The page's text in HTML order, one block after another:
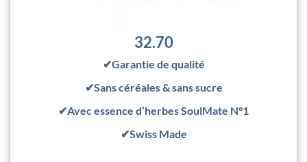
32.70
✔Garantie de qualité
✔Sans céréales & sans sucre
✔Avec essence d’herbes SoulMate N°1
✔Swiss Made